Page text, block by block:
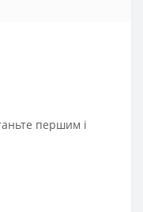
першим і